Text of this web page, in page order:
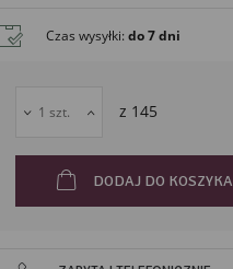
Czas wysyłki:do 7 dni
z 145
DODAJ DO KOSZYKA